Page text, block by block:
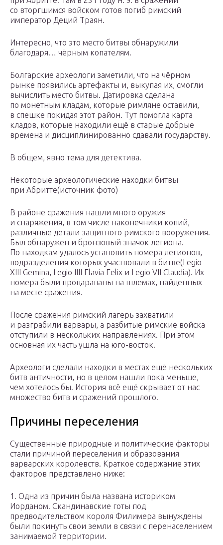
со вторгшимся войском готов погиб римский
император Деций Траян.
Интересно, что это место битвы обнаружили
благодаря… чёрным копателям.
Болгарские археологи заметили, что на чёрном
рынке появились артефакты и, выкупая их, смогли
вычислить место битвы. Датировка сделана
по монетным кладам, которые римляне оставили,
в спешке покидая этот район. Тут помогла карта
кладов, которые находили ещё в старые добрые
времена и дисциплинированно сдавали государству.
В общем, явно тема для детектива.
Некоторые археологические находки битвы
при Абритте(источник фото)
В районе сражения нашли много оружия
и снаряжения, в том числе наконечники копий,
различные детали защитного римского вооружения.
Был обнаружен и бронзовый значок легиона.
По находкам удалось установить номера легионов,
подразделения которых участвовали в битве(Legio
XIII Gemina, Legio IIII Flavia Felix и Legio VII Claudia). Их
номера были процарапаны на шлемах, найденных
на месте сражения.
После сражения римский лагерь захватили
и разграбили варвары, а разбитые римские войска
отступили в нескольких направлениях. При этом
основная их часть ушла на юго-восток.
Археологи сделали находки в местах ещё нескольких
битв античности, но в целом нашли пока меньше,
чем хотелось бы. История всё ещё скрывает от нас
множество битв и сражений прошлого.
Причины переселения
Существенные природные и политические факторы
стали причиной переселения и образования
варварских королевств. Краткое содержание этих
факторов представлено ниже:
1. Одна из причин была названа историком
Иорданом. Скандинавские готы под
предводительством короля Филимера вынуждены
были покинуть свои земли в связи с перенаселением
занимаемой территории.